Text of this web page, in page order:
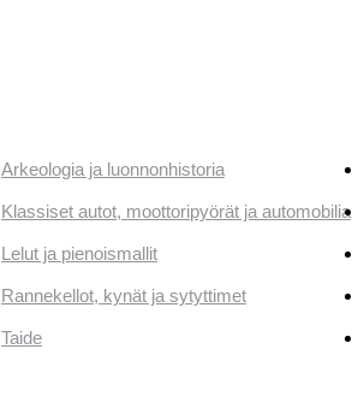
Arkeologia ja luonnonhistoria
Klassiset autot, moottoripyörät ja automobilia
Lelut ja pienoismallit
Rannekellot, kynät ja sytyttimet
Taide